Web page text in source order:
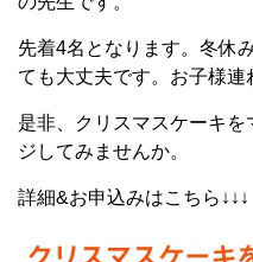
先着4名となります。冬休
ても大丈夫です。お子様連
是非、クリスマスケーキ
ジしてみませんか。
詳細&お申込みはこちら↓↓↓